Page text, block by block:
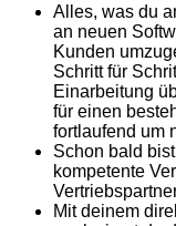
Alles, was du
an neuen
Kunden
Schritt für
Einarbeitung
für einen
fortlaufend um
Schon bald
kompetente
Mit deinem